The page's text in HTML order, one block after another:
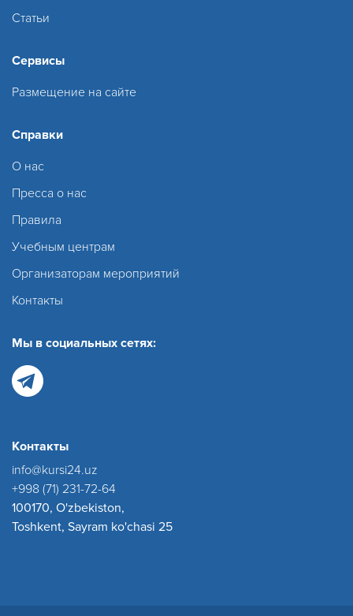
Статьи
Сервисы
Размещение на сайте
Справки
О нас
Пресса о нас
Правила
Учебным центрам
Организаторам мероприятий
Контакты
Мы в социальных сетях:
Контакты
info@kursi24.uz
+998 (71) 231-72-64
100170, O'zbekiston,
Toshkent, Sayram ko'chasi 25